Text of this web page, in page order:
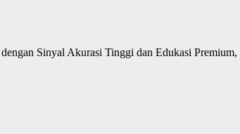
Sinyal Akurasi Tinggi dan Edukasi